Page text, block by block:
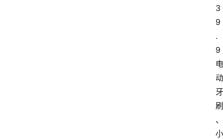
3
9
.
9
电
动
牙
刷
、
小